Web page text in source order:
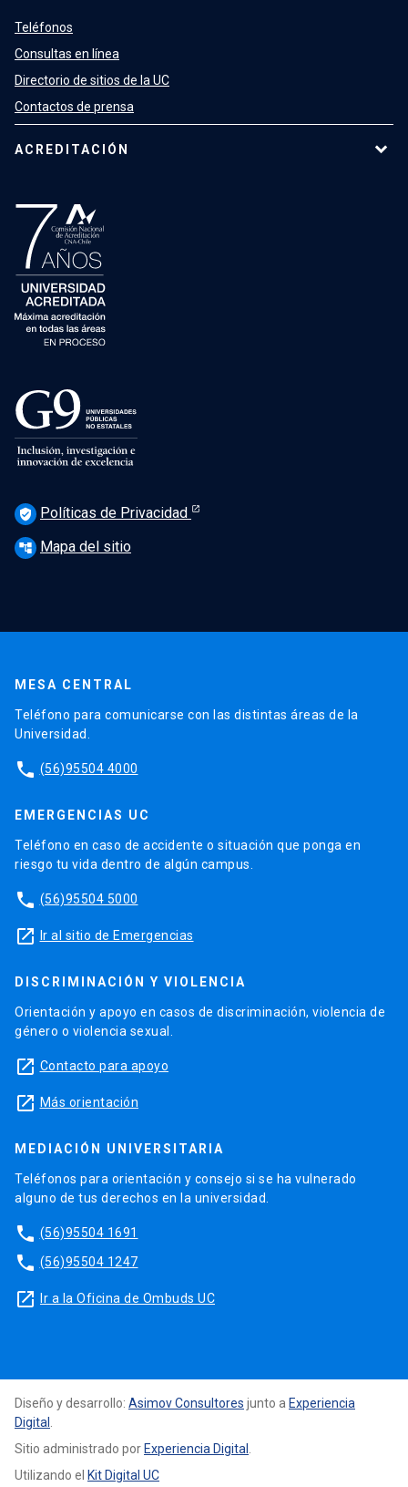
Teléfonos
Consultas en línea
Directorio de sitios de la UC
Contactos de prensa
ACREDITACIÓN
verified_user Políticas de Privacidad
account_tree Mapa del sitio
MESA CENTRAL
Teléfono para comunicarse con las distintas áreas de la
Universidad.
phone (56)95504 4000
EMERGENCIAS UC
Teléfono en caso de accidente o situación que ponga en
riesgo tu vida dentro de algún campus.
phone (56)95504 5000
launch Ir al sitio de Emergencias
DISCRIMINACIÓN Y VIOLENCIA
Orientación y apoyo en casos de discriminación, violencia de
género o violencia sexual.
launch Contacto para apoyo
launch Más orientación
MEDIACIÓN UNIVERSITARIA
Teléfonos para orientación y consejo si se ha vulnerado
alguno de tus derechos en la universidad.
phone (56)95504 1691
phone (56)95504 1247
launch Ir a la Oficina de Ombuds UC
Diseño y desarrollo: Asimov Consultores junto a Experiencia
Digital
Sitio administrado por Experiencia Digital
Utilizando el Kit Digital UC